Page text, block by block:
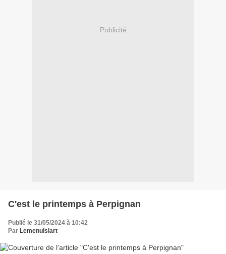
Publicité
C'est le printemps à Perpignan
Publié le 31/05/2024 à 10:42
Par Lemenuisiart